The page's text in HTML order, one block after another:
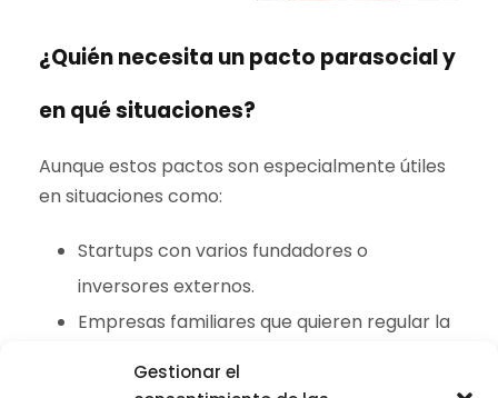
Gestionar el
¿Quién necesita un pacto parasocial y
en qué situaciones?
Aunque estos pactos son especialmente útiles
en situaciones como:
Startups con varios fundadores o
inversores externos.
Empresas familiares que quieren regular la